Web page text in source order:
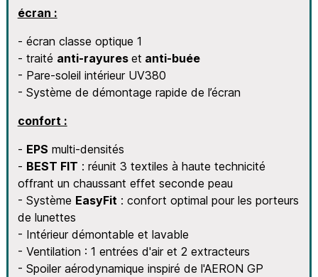
écran :
- écran classe optique 1
- traité anti-rayures et anti-buée
- Pare-soleil intérieur UV380
- Système de démontage rapide de l’écran
confort :
- EPS multi-densités
- BEST FIT : réunit 3 textiles à haute technicité
offrant un chaussant effet seconde peau
- Système EasyFit : confort optimal pour les porteurs
de lunettes
- Intérieur démontable et lavable
- Ventilation : 1 entrées d'air et 2 extracteurs
- Spoiler aérodynamique inspiré de l'AERON GP